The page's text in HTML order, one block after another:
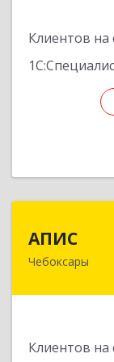
Клиентов
АПИС
Чебоксары
Клиентов